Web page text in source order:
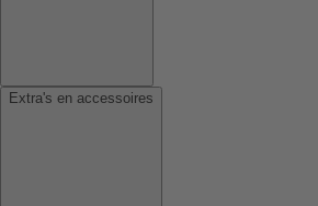
Extra's en accessoires